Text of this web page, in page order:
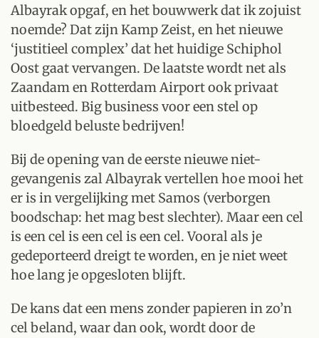
Albayrak opgaf, en het bouwwerk dat ik zojuist
noemde? Dat zijn Kamp Zeist, en het nieuwe
‘justitieel complex’ dat het huidige Schiphol
Oost gaat vervangen. De laatste wordt net als
Zaandam en Rotterdam Airport ook privaat
uitbesteed. Big business voor een stel op
bloedgeld beluste bedrijven!
Bij de opening van de eerste nieuwe niet-
gevangenis zal Albayrak vertellen hoe mooi het
er is in vergelijking met Samos (verborgen
boodschap: het mag best slechter). Maar een cel
is een cel is een cel is een cel. Vooral als je
gedeporteerd dreigt te worden, en je niet weet
hoe lang je opgesloten blijft.
De kans dat een mens zonder papieren in zo’n
cel beland, waar dan ook, wordt door de